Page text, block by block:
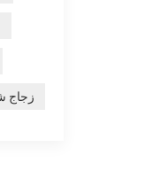
زجاج